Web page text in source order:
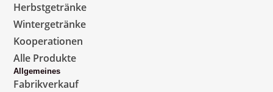
Herbstgetränke
Wintergetränke
Kooperationen
Alle Produkte
Allgemeines
Fabrikverkauf